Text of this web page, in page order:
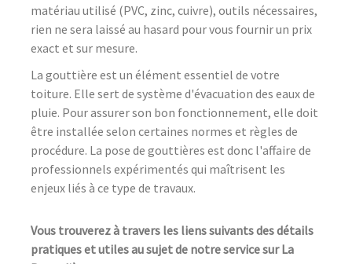
matériau utilisé (PVC, zinc, cuivre), outils nécessaires,
rien ne sera laissé au hasard pour vous fournir un prix
exact et sur mesure.
La gouttière est un élément essentiel de votre
toiture. Elle sert de système d'évacuation des eaux de
pluie. Pour assurer son bon fonctionnement, elle doit
être installée selon certaines normes et règles de
procédure. La pose de gouttières est donc l'affaire de
professionnels expérimentés qui maîtrisent les
enjeux liés à ce type de travaux.
Vous trouverez à travers les liens suivants des détails
pratiques et utiles au sujet de notre service sur La